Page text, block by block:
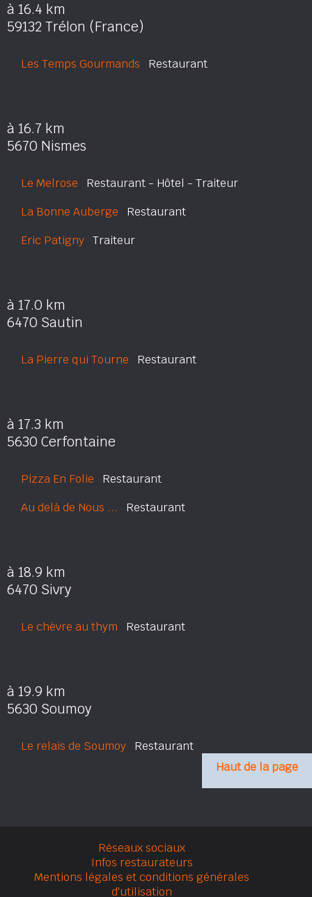
à 16.4 km
59132 Trélon (France)
Les Temps Gourmands Restaurant
à 16.7 km
5670 Nismes
Le Melrose Restaurant - Hôtel - Traiteur
La Bonne Auberge Restaurant
Eric Patigny Traiteur
à 17.0 km
6470 Sautin
La Pierre qui Tourne Restaurant
à 17.3 km
5630 Cerfontaine
Pizza En Folie Restaurant
Au delà de Nous ... Restaurant
à 18.9 km
6470 Sivry
Le chèvre au thym Restaurant
à 19.9 km
5630 Soumoy
Le relais de Soumoy Restaurant
Haut de la page
Réseaux sociaux
Infos restaurateurs
Mentions légales et conditions générales
d'utilisation